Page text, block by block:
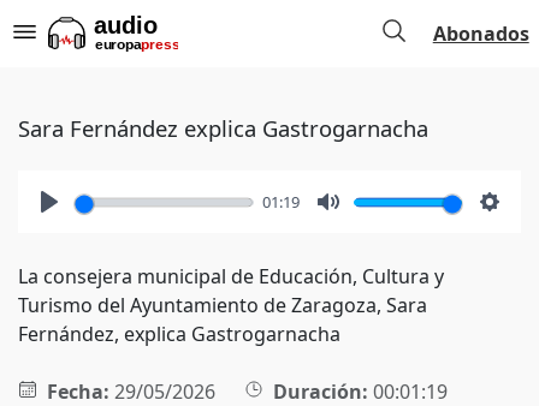
Abonados
Sara Fernández explica Gastrogarnacha
01:19
La consejera municipal de Educación, Cultura y
Turismo del Ayuntamiento de Zaragoza, Sara
Fernández, explica Gastrogarnacha
Fecha: 29/05/2026 Duración: 00:01:19